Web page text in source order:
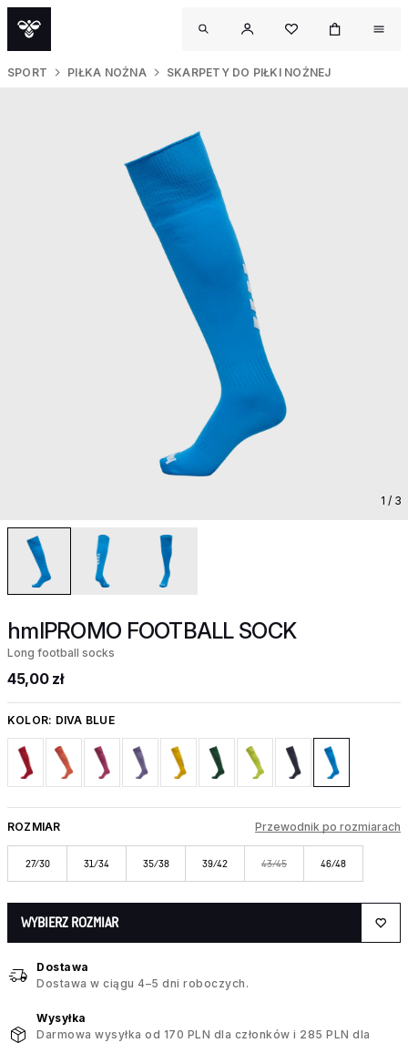
SPORT PIŁKA NOŻNA SKARPETY DO PIŁKI NOŻNEJ
1 / 3
hmlPROMO FOOTBALL SOCK
Long football socks
45,00 zł
KOLOR: DIVA BLUE
ROZMIAR Przewodnik po rozmiarach
27/30 31/34 35/38 39/42 43/45 46/48
WYBIERZ ROZMIAR
Dostawa
Dostawa w ciągu 4–5 dni roboczych.
Wysyłka
Darmowa wysyłka od 170 PLN dla członków i 285 PLN dla